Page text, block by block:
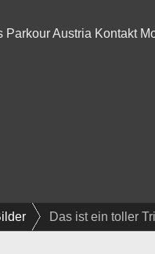
Parkour Austria Kontakt
Das ist ein toller